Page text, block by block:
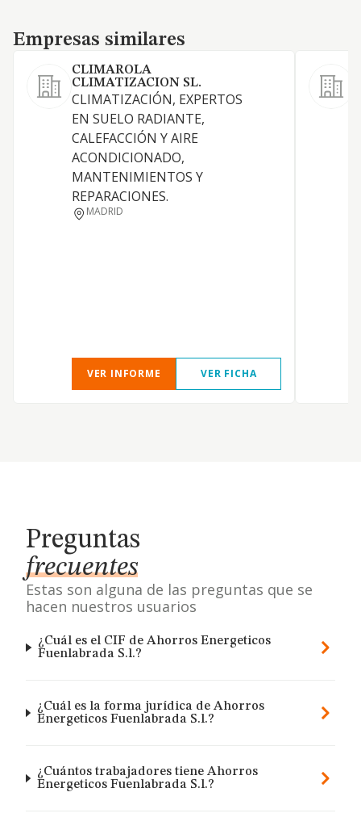
Empresas similares
Empresas similares
CLIMAROLA
CLIMATIZACION SL.
CLIMATIZACIÓN, EXPERTOS
EN SUELO RADIANTE,
CALEFACCIÓN Y AIRE
ACONDICIONADO,
MANTENIMIENTOS Y
REPARACIONES.
MADRID
VER INFORME VER FICHA
Preguntas
frecuentes
Estas son alguna de las preguntas que se
hacen nuestros usuarios
¿Cuál es el CIF de Ahorros Energeticos
Fuenlabrada S.l.?
¿Cuál es la forma jurídica de Ahorros
Energeticos Fuenlabrada S.l.?
¿Cuántos trabajadores tiene Ahorros
Energeticos Fuenlabrada S.l.?